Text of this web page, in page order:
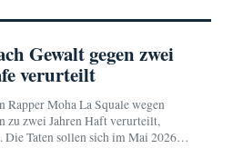
Gewalt gegen zwei
verurteilt
Rapper Moha La Squale wegen
zu zwei Jahren Haft verurteilt,
Taten sollen sich im Mai 2026 in